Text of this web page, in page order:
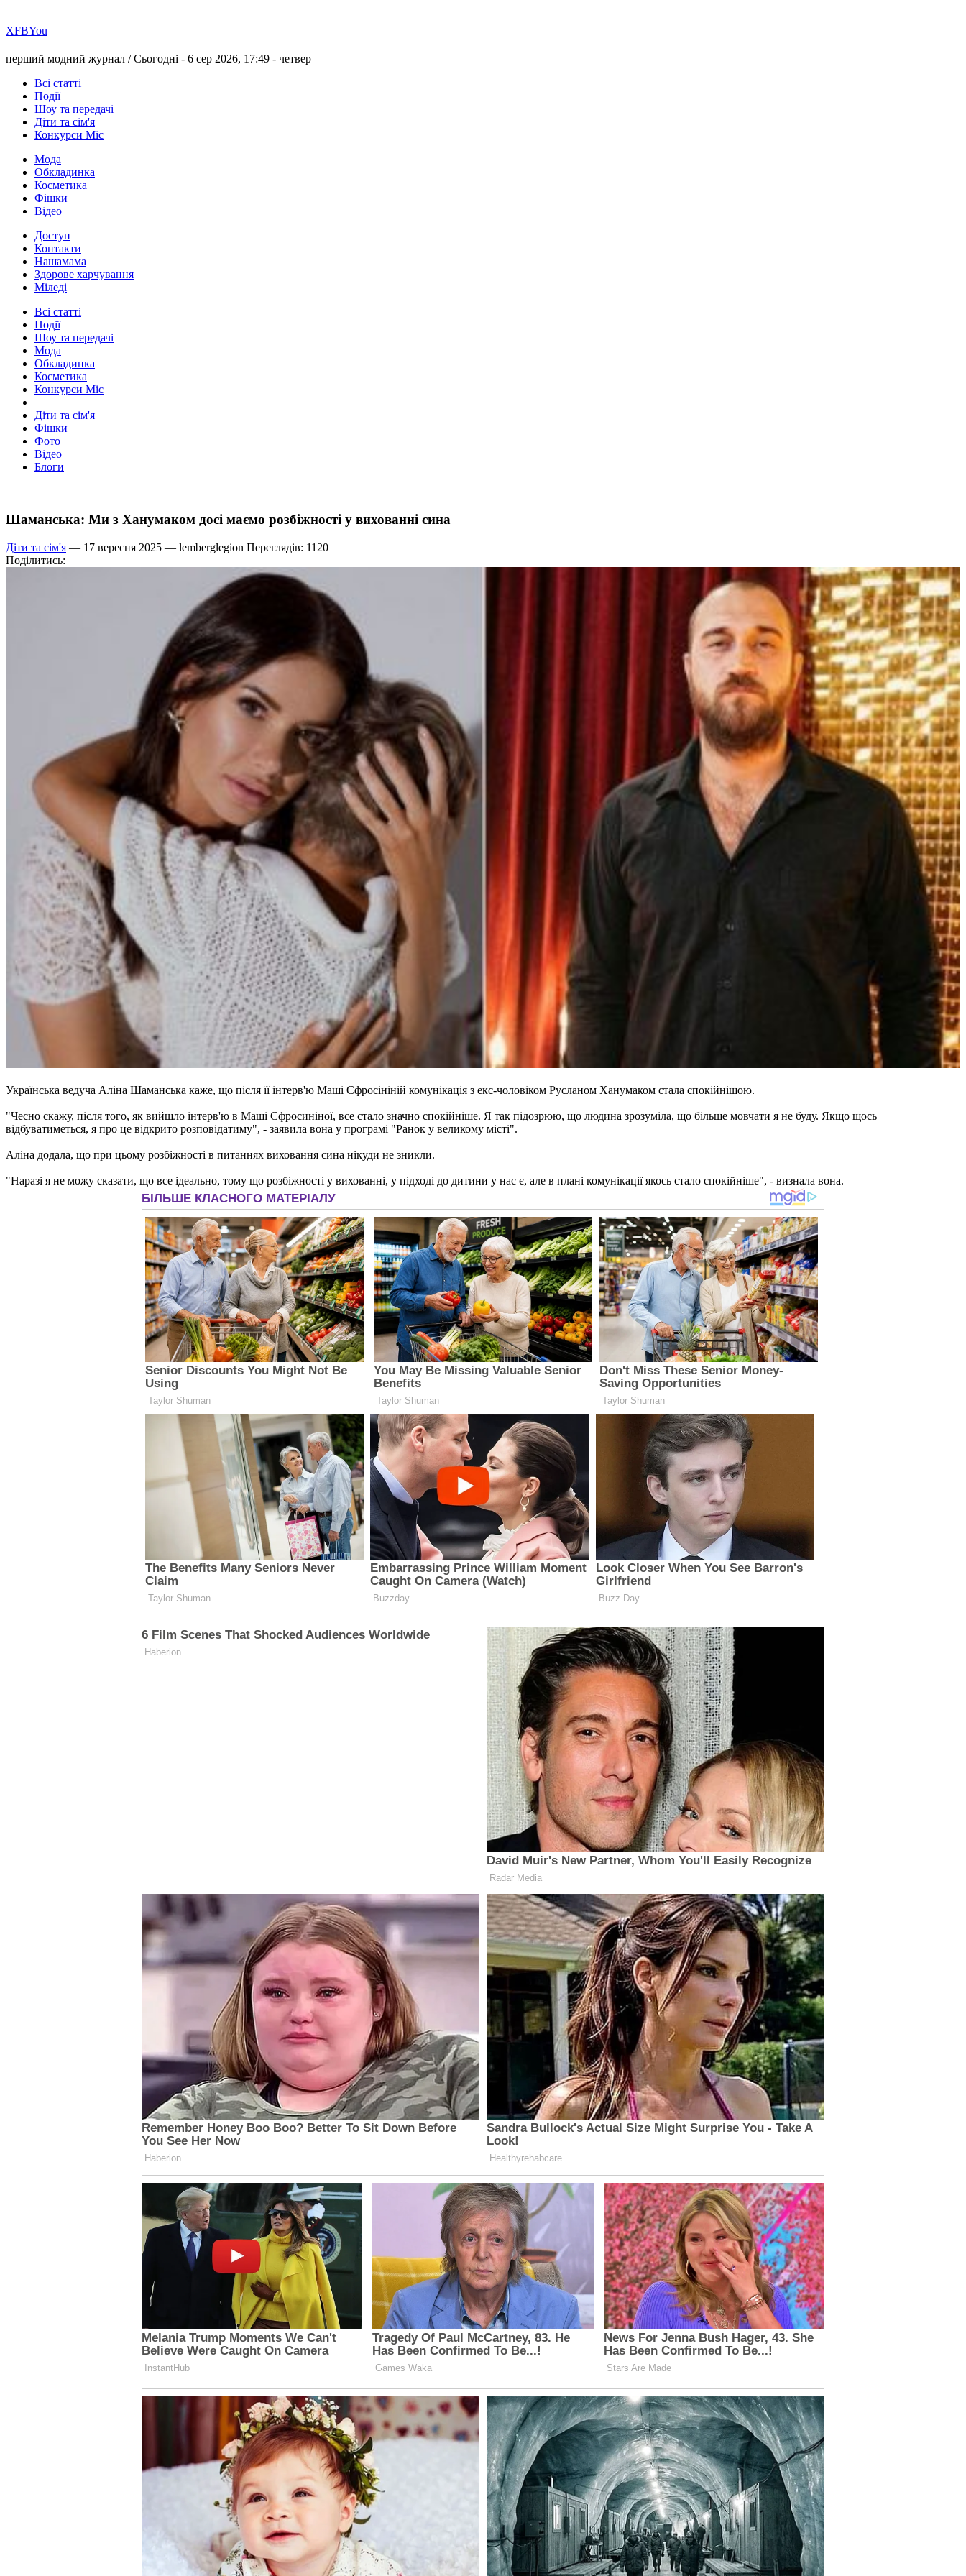
ХFBYou
перший модний журнал /Сьогодні - 6 сер 2026, 17:49 - четвер
Всі статті
Події
Шоу та передачі
Діти та сім'я
Конкурси Міс
Мода
Обкладинка
Косметика
Фішки
Відео
Доступ
Контакти
Нашамама
Здорове харчування
Міледі
Всі статті
Події
Шоу та передачі
Мода
Обкладинка
Косметика
Конкурси Міс
Діти та сім'я
Фішки
Фото
Відео
Блоги
Шаманська: Ми з Ханумаком досі маємо розбіжності у вихованні сина
Діти та сім'я — 17 вересня 2025 — lemberglegion Переглядів: 1120
Поділитись:
Українська ведуча Аліна Шаманська каже, що після її інтерв'ю Маші Єфросініній комунікація з екс-чоловіком Русланом Ханумаком стала спокійнішою.
"Чесно скажу, після того, як вийшло інтерв'ю в Маші Єфросиніної, все стало значно спокійніше. Я так підозрюю, що людина зрозуміла, що більше мовчати я не буду. Якщо щось
відбуватиметься, я про це відкрито розповідатиму", - заявила вона у програмі "Ранок у великому місті".
Аліна додала, що при цьому розбіжності в питаннях виховання сина нікуди не зникли.
"Наразі я не можу сказати, що все ідеально, тому що розбіжності у вихованні, у підході до дитини у нас є, але в плані комунікації якось стало спокійніше", - визнала вона.